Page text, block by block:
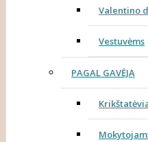
Valentino
Vestuvėms
PAGAL GAVĖJĄ